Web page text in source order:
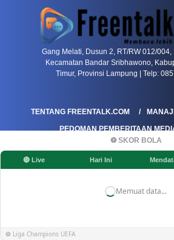
⚽ SKOR BOLA
🔴 Live Hari Ini
Memuat data...
⚽ Liga Champions UEFA
Gang Melati, Dusun 2, RT/RW 012/004,
Kecamatan Bandar Sribhawono,
Timur, Provinsi Lampung | Telp:
TENTANG FREENTALK.COM
PEDOMAN PEMBERITAAN
PEDOMAN PEMBERITAAN
KOREKSI & KLARIFIKASI
KEBIJAKAN